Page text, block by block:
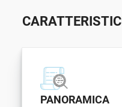
PANORAMICA